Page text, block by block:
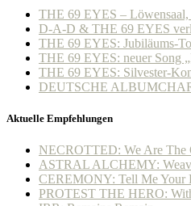
THE 69 EYES –
D-A-D & THE 69 EYES
THE 69 EYES: Jubiläums-
THE 69 EYES: neuer Song
THE 69 EYES: Silvester-
DEUTSCHE
Aktuelle Empfehlungen
NECROTTED: We Are The
ASTRAL ALCHEMY:
CEREMONY: Tell Me Your
PROTEST THE HERO: